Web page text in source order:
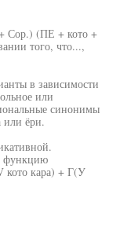
Сор.) (ПЕ + кото +
того, что...,
в зависимости
или
синонимы
или ёри.
функцию
кото кара) + Г(У